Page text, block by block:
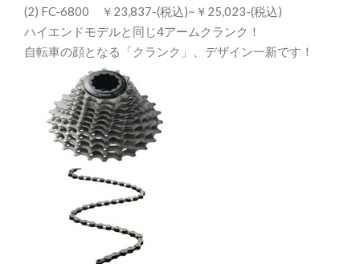
(2) FC-6800 ￥23,837-(税込)~￥25,023-(税込)
ハイエンドモデルと同じ4アームクランク！
自転車の顔となる「クランク」、デザイン一新です！